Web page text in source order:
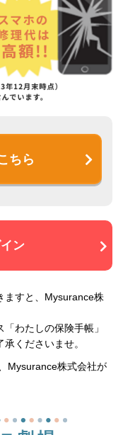
ちら
ン
ますと、Mysurance株
わたしの保険手帳」
くださいませ。
Mysurance株式会社が